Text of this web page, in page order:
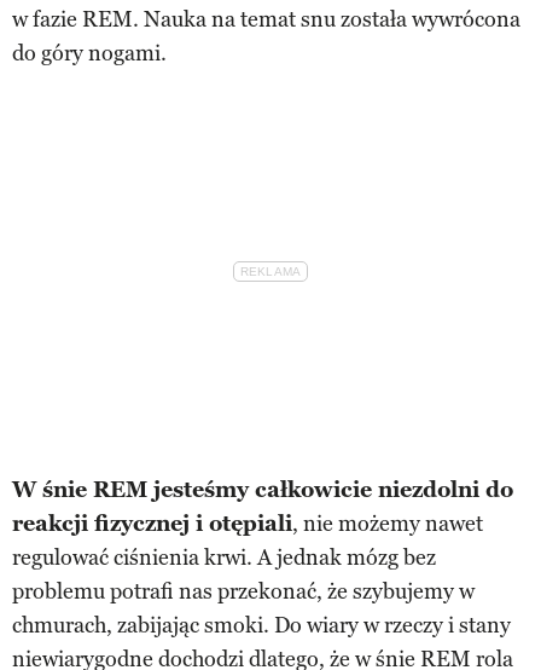
w fazie REM. Nauka na temat snu została wywrócona
do góry nogami.
W śnie REM jesteśmy całkowicie niezdolni do
reakcji fizycznej i otępiali, nie możemy nawet
regulować ciśnienia krwi. A jednak mózg bez
problemu potrafi nas przekonać, że szybujemy w
chmurach, zabijając smoki. Do wiary w rzeczy i stany
niewiarygodne dochodzi dlatego, że w śnie REM rola